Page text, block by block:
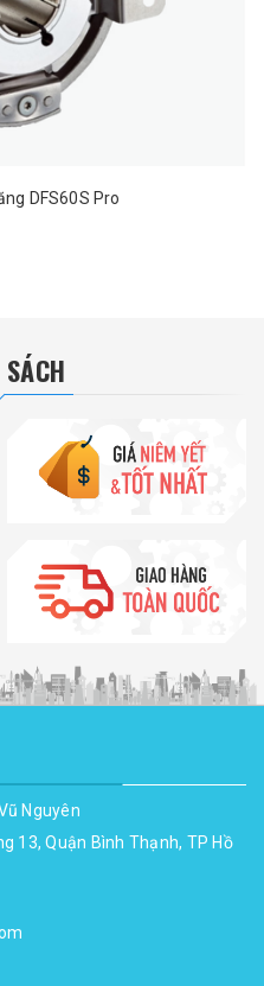
DFS60S Pro
Nguyên
13, Quận Bình Thạnh, TP Hồ